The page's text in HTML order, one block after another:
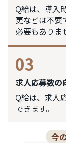
Q給は、導入
更などは不要
必要もありま
03
求人応募数の
Q給は、求人
できます。
今